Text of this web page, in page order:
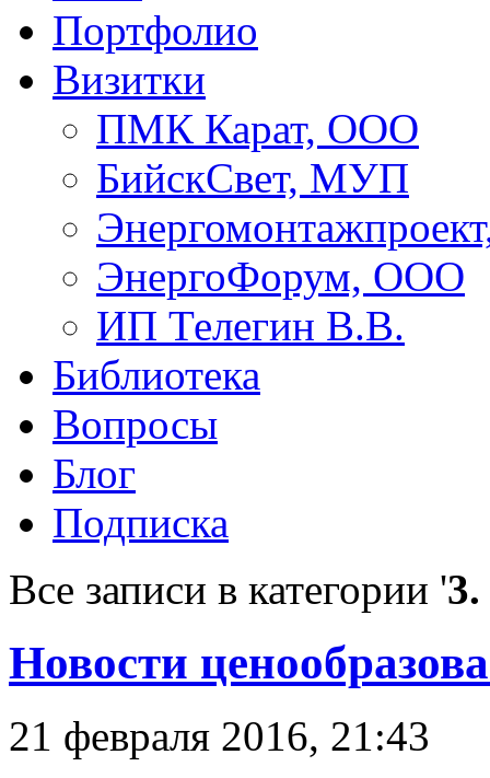
Портфолио
Визитки
ПМК Карат, ООО
БийскСвет, МУП
ЭнергоФорум, ООО
ИП Телегин В.В.
Библиотека
Вопросы
Блог
Подписка
Все записи в категории '
Новости
21 февраля 2016, 21:43